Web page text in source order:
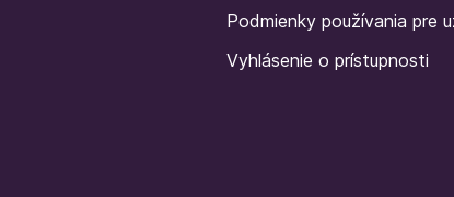
Podmienky používania pre
Vyhlásenie o prístupnosti